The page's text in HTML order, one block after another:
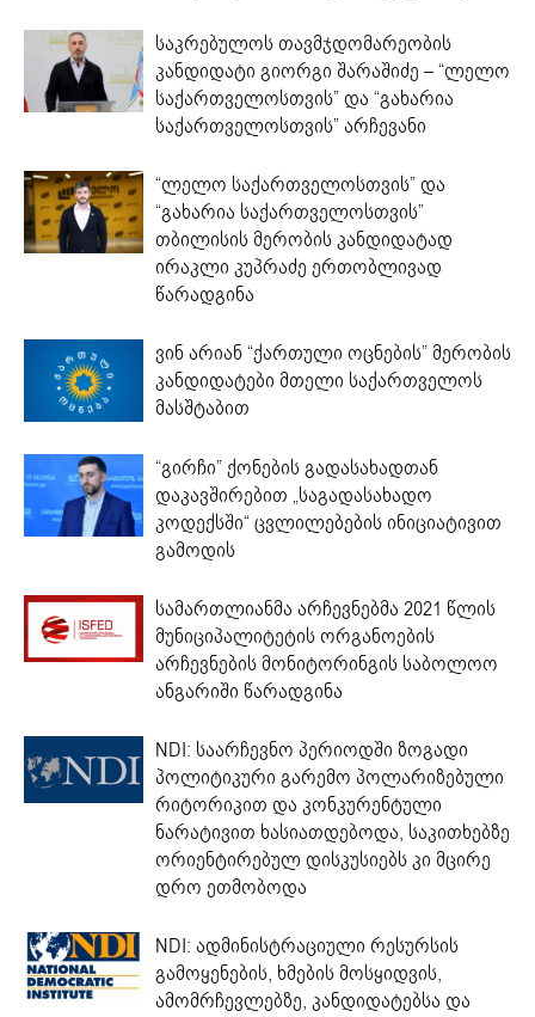
საკრებულოს თავმჯდომარეობის
კანდიდატი გიორგი შარაშიძე – “ლელო
საქართველოსთვის” და “გახარია
საქართველოსთვის” არჩევანი
“ლელო საქართველოსთვის” და
“გახარია საქართველოსთვის”
თბილისის მერობის კანდიდატად
ირაკლი კუპრაძე ერთობლივად
წარადგინა
ვინ არიან “ქართული ოცნების” მერობის
კანდიდატები მთელი საქართველოს
მასშტაბით
“გირჩი” ქონების გადასახადთან
დაკავშირებით „საგადასახადო
კოდექსში“ ცვლილებების ინიციატივით
გამოდის
სამართლიანმა არჩევნებმა 2021 წლის
მუნიციპალიტეტის ორგანოების
არჩევნების მონიტორინგის საბოლოო
ანგარიში წარადგინა
NDI: საარჩევნო პერიოდში ზოგადი
პოლიტიკური გარემო პოლარიზებული
რიტორიკით და კონკურენტული
ნარატივით ხასიათდებოდა, საკითხებზე
ორიენტირებულ დისკუსიებს კი მცირე
დრო ეთმობოდა
NDI: ადმინისტრაციული რესურსის
გამოყენების, ხმების მოსყიდვის,
ამომრჩევლებზე, კანდიდატებსა და